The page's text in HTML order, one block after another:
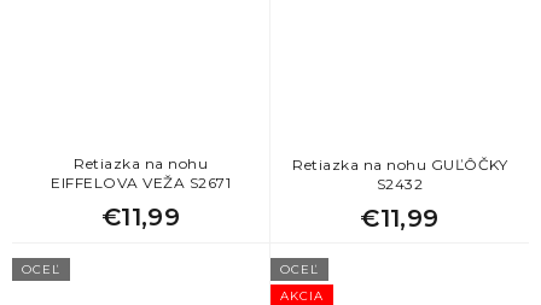
Retiazka na nohu
EIFFELOVA VEŽA S2671
€11,99
Retiazka na nohu GUĽÔČKY
S2432
€11,99
OCEĽ
AKCIA
OCEĽ